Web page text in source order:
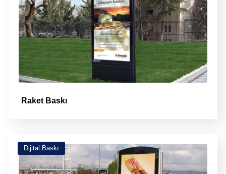
Raket Baskı
Dijital Baskı